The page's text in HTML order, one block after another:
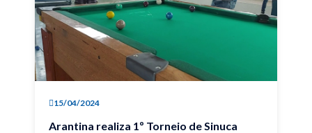
15/04/2024
Arantina realiza 1º Torneio de Sinuca